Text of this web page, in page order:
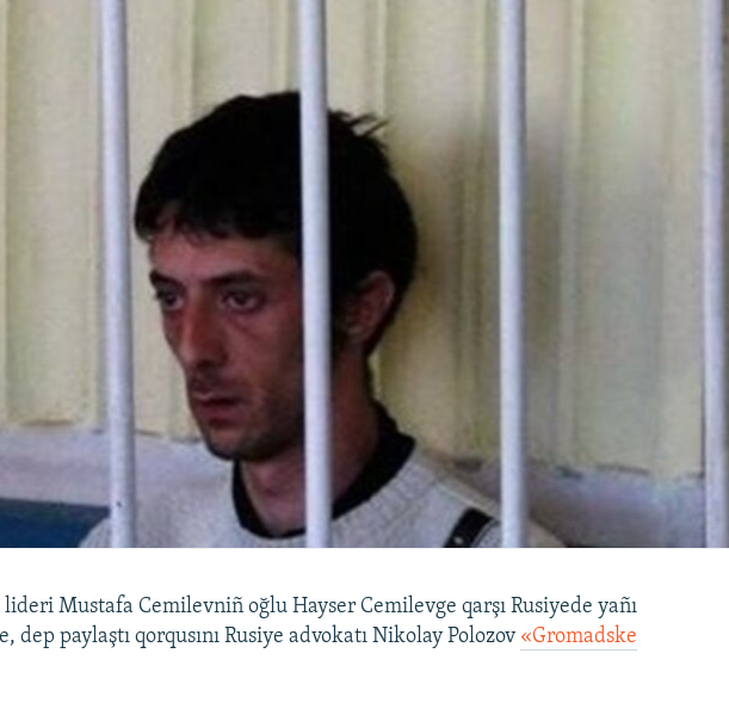
lideri Mustafa Cemilevniñ oğlu Hayser Cemilevge qarşı Rusiyede yañı
dep paylaştı qorqusını Rusiye advokatı Nikolay Polozov «Gromadske